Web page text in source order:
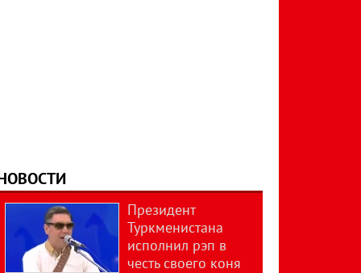
Президент
Туркменистана
исполнил рэп в
честь своего коня